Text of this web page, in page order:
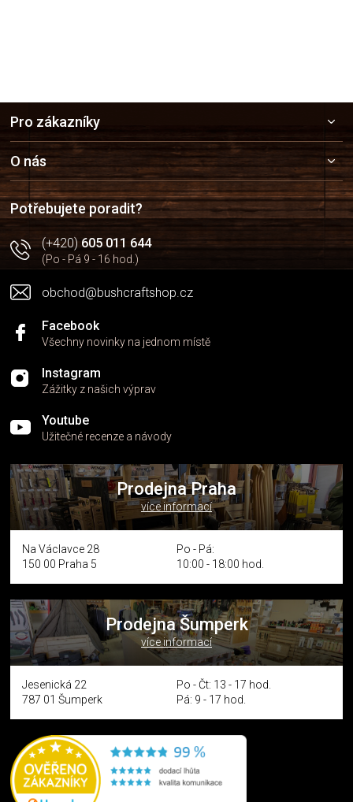
a
t
í
Pro zákazníky
O nás
Potřebujete poradit?
(+420)605 011 644
(Po - Pá 9 - 16 hod.)
obchod@bushcraftshop.cz
Facebook
Všechny novinky na jednom místě
Instagram
Zážitky z našich výprav
Youtube
Užitečné recenze a návody
Prodejna Praha
více informací
Na Václavce 28
150 00 Praha 5
Po - Pá:
10:00 - 18:00 hod.
Prodejna Šumperk
více informací
Jesenická 22
787 01 Šumperk
Po - Čt: 13 - 17 hod.
Pá: 9 - 17 hod.